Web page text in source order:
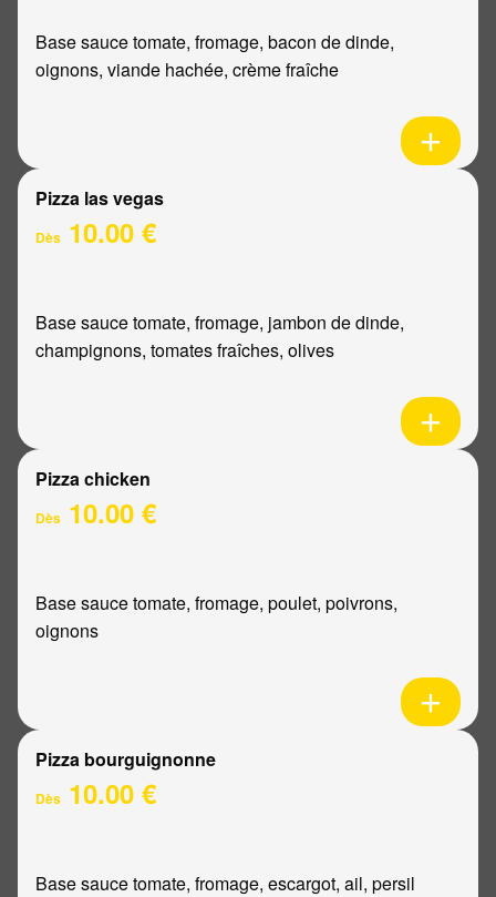
Base sauce tomate, fromage, bacon de dinde,
oignons, viande hachée, crème fraîche
Pizza las vegas
Dès 10.00 €
Base sauce tomate, fromage, jambon de dinde,
champignons, tomates fraîches, olives
Pizza chicken
Dès 10.00 €
Base sauce tomate, fromage, poulet, poivrons,
oignons
Pizza bourguignonne
Dès 10.00 €
Base sauce tomate, fromage, escargot, ail, persil